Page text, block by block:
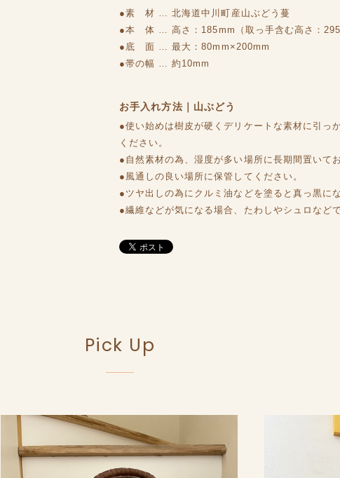
●素 材 … 北海道中川町産山ぶどう蔓
●本 体 … 高さ：185mm（取っ手含む高さ：
●底 面 … 最大：80mm×200mm
●帯の幅 … 約10mm
お手入れ方法｜山ぶどう
●使い始めは樹皮が硬くデリケートな素材に引っ
ください。
●自然素材の為、湿度が多い場所に長期間置いて
●風通しの良い場所に保管してください。
●ツヤ出しの為にクルミ油などを塗ると真っ黒に
●繊維などが気になる場合、たわしやシュロなど
Pick Up